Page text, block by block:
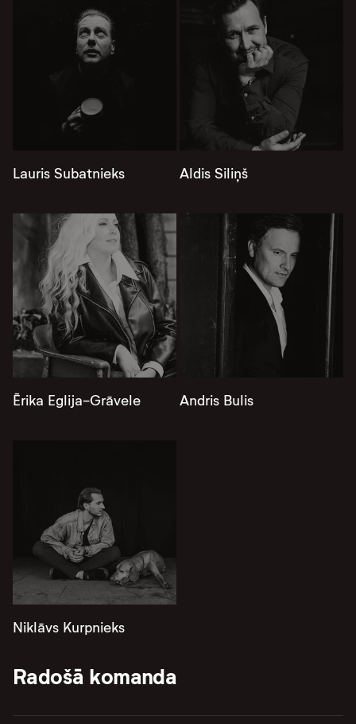
Lauris Subatnieks Aldis Siliņš
Ērika Eglija-Grāvele Andris Bulis
Niklāvs Kurpnieks
Radošā komanda